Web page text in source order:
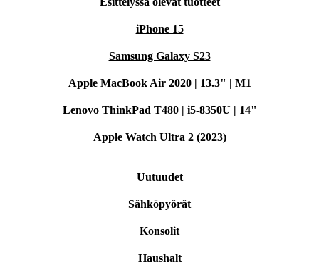
iPhone 15
Samsung Galaxy S23
Apple MacBook Air 2020 | 13.3" | M1
Lenovo ThinkPad T480 | i5-8350U | 14"
Apple Watch Ultra 2 (2023)
Uutuudet
Sähköpyörät
Konsolit
Haushalt